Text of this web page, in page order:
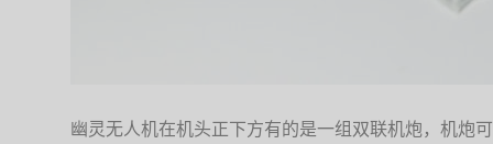
幽灵无人机在机头正下方有的是一组双联机炮，机炮